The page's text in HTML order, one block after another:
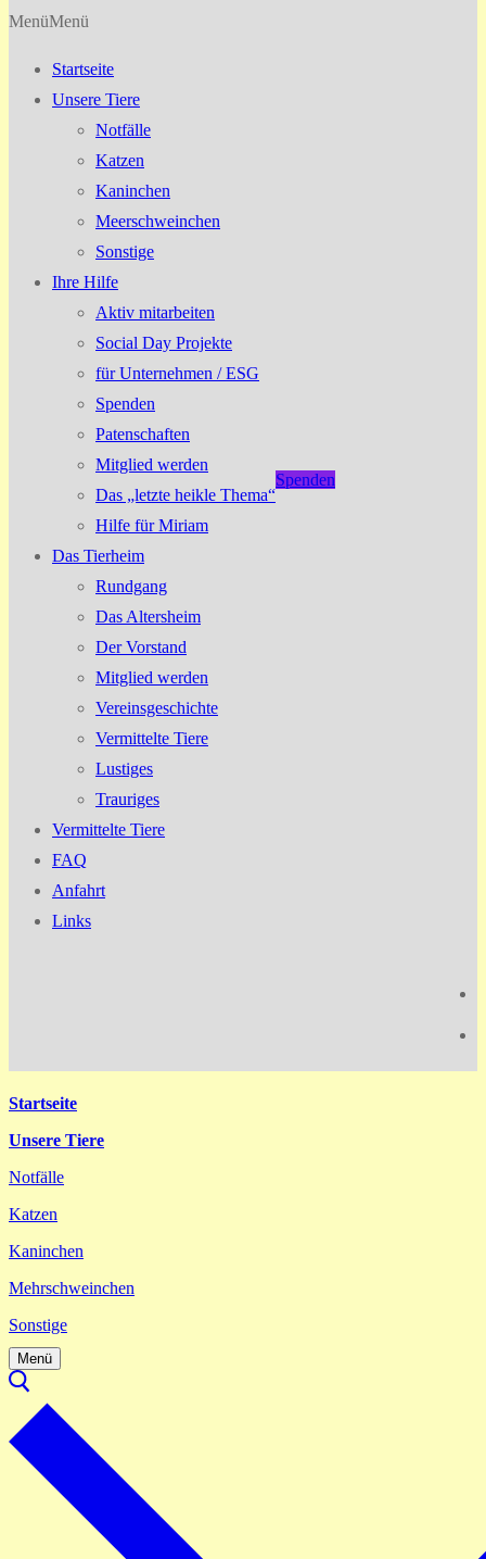
MenüMenü
Startseite
Unsere Tiere
Notfälle
Katzen
Kaninchen
Meerschweinchen
Sonstige
Ihre Hilfe
Aktiv mitarbeiten
Social Day Projekte
für Unternehmen / ESG
Spenden
Patenschaften
Mitglied werden
Das „letzte heikle Thema“
Hilfe für Miriam
Das Tierheim
Rundgang
Das Altersheim
Der Vorstand
Mitglied werden
Vereinsgeschichte
Vermittelte Tiere
Lustiges
Trauriges
Vermittelte Tiere
FAQ
Anfahrt
Links
Spenden
Startseite
Unsere Tiere
Notfälle
Katzen
Kaninchen
Mehrschweinchen
Sonstige
Menü